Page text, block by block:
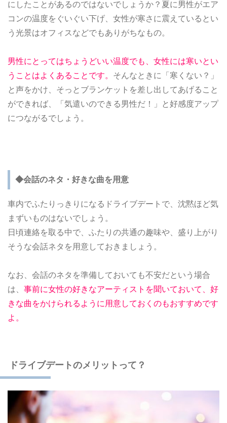
にしたことがあるのではないでしょうか？夏に男性がエア
コンの温度をぐいぐい下げ、女性が寒さに震えているとい
う光景はオフィスなどでもありがちなもの。
男性にとってはちょうどいい温度でも、女性には寒いとい
うことはよくあることです。 そんなときに「寒くない？」
と声をかけ、そっとブランケットを差し出してあげること
ができれば、「気遣いのできる男性だ！」と好感度アップ
につながるでしょう。
◆会話のネタ・好きな曲を用意
車内でふたりっきりになるドライブデートで、沈黙ほど気
まずいものはないでしょう。
日頃連絡を取る中で、ふたりの共通の趣味や、盛り上がり
そうな会話ネタを用意しておきましょう。
なお、会話のネタを準備しておいても不安だという場合
は、 事前に女性の好きなアーティストを聞いておいて、好
きな曲をかけられるように用意しておくのもおすすめです
よ。
ドライブデートのメリットって？